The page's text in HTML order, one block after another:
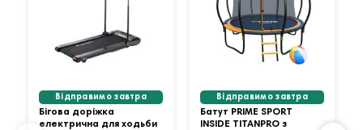
Відправимо завтра
Бігова доріжка
електрична для ходьби
Відправимо завтра
Батут PRIME SPORT
INSIDE TITANPRO з